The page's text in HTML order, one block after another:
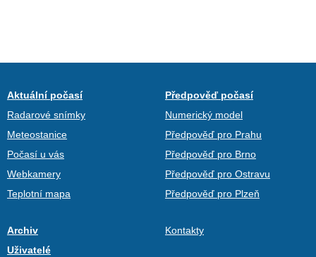
Aktuální počasí
Radarové snímky
Meteostanice
Počasí u vás
Webkamery
Teplotní mapa
Předpověď počasí
Numerický model
Předpověď pro Prahu
Předpověď pro Brno
Předpověď pro Ostravu
Předpověď pro Plzeň
Archiv
Uživatelé
Kontakty